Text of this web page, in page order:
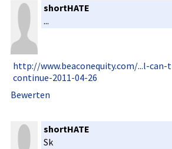
shortHATE
...
http://www­.beaconequ­ity.com/..­.l-
continue-2­011-04-26
Bewerten
shortHATE
Sk